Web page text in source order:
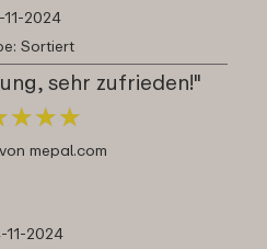
11-2024
Sortiert
sehr zufrieden!"
★★★
★★★
mepal.com
11-2024